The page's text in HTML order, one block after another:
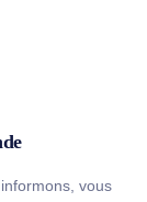
vous